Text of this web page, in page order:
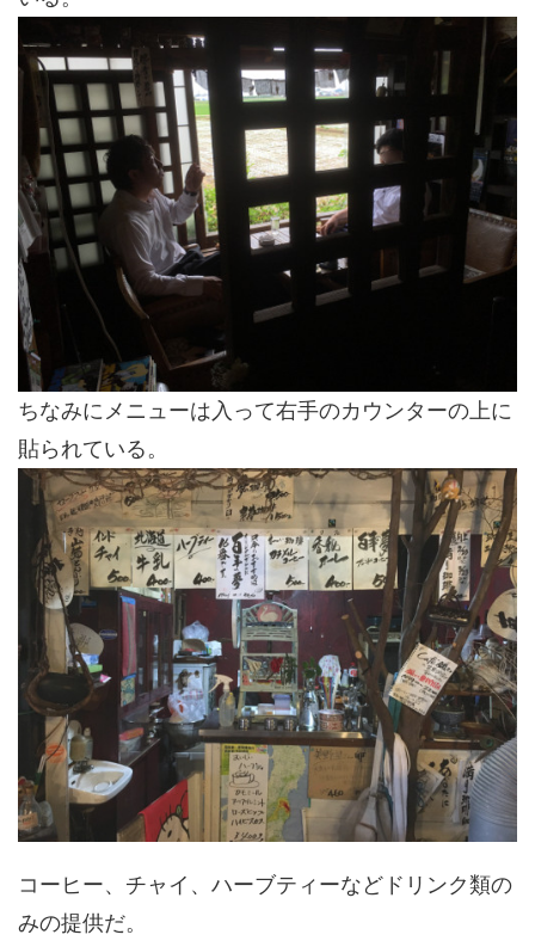
ちなみにメニューは入って右手のカウンターの上に
貼られている。
コーヒー、チャイ、ハーブティーなどドリンク類の
みの提供だ。